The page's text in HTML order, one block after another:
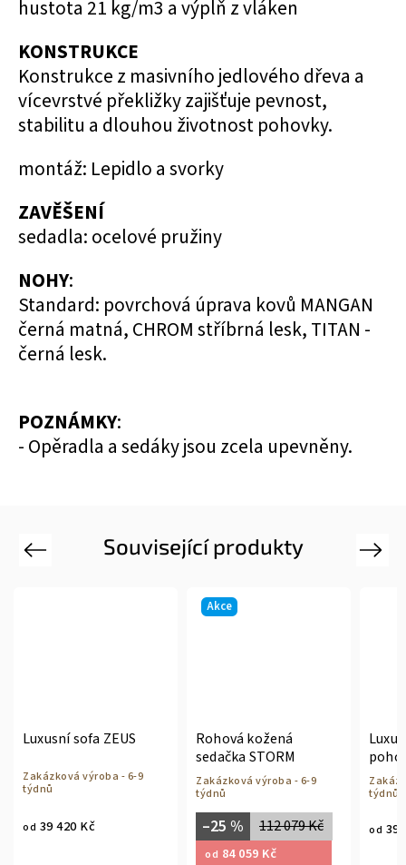
hustota 21 kg/m3 a výplň z vláken
KONSTRUKCE
Konstrukce z masivního jedlového dřeva a
vícevrstvé překližky zajišťuje pevnost,
stabilitu a dlouhou životnost pohovky.
montáž: Lepidlo a svorky
ZAVĚŠENÍ
sedadla: ocelové pružiny
NOHY:
Standard: povrchová úprava kovů MANGAN
černá matná, CHROM stříbrná lesk, TITAN -
černá lesk.
POZNÁMKY:
- Opěradla a sedáky jsou zcela upevněny.
Související produkty
Previous
Rohová kožená
Zakázková výroba - 6-9
–25 %
Luxusní italská
pohovka PACIFICO
Zakázková výroba - 6-9
39 420 Kč
Next